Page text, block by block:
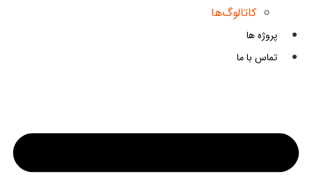
کاتالوگ‌ها
پروژه ها
تماس با ما